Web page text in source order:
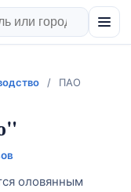
/
ПАО
оловянным